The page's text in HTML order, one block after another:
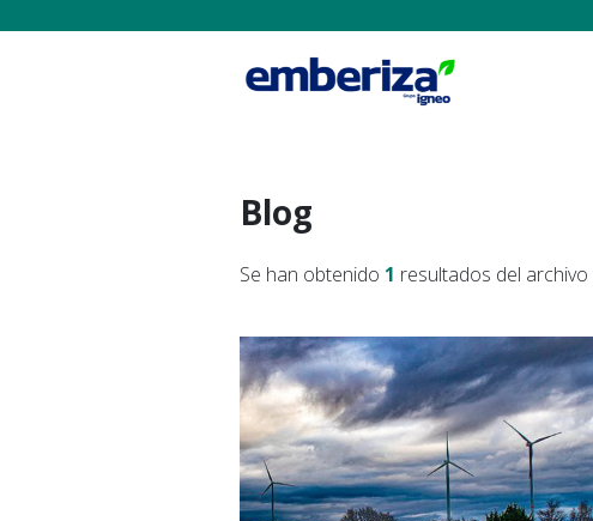
Blog
Se han obtenido 1 resultados del archivo